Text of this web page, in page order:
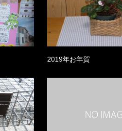
2019年お年賀